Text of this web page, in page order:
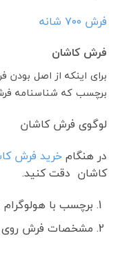
فرش ٧٠٠ شانه
فرش کاشان
برای اینکه از اصل
برچسب که شناسنامه
لوگوی فرش کاشان
در هنگامخرید فرش
کاشان دقت کنید.
برچسب با
مشخصات فرش روی